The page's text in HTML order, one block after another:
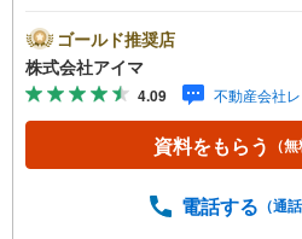
は4LDK・LDK18帖以上。土
しの広さを数字でご確認い
の品質を支える裏付けです
地盤調査を実施済み。築2年
壁サイディング・即引渡し
費と快適さに配慮した仕様
環。ほかにエコジョーズも
ゴールド推奨店
株式会社アイマ
4.09 不動産会社
資料をもらう （
電話する （通